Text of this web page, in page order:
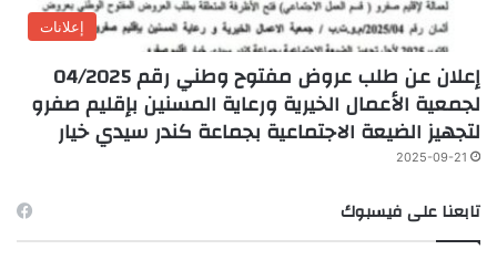
إعلانات
إعلان عن طلب عروض مفتوح وطني رقم 04/2025
لجمعية الأعمال الخيرية ورعاية المسنين بإقليم صفرو
لتجهيز الضيعة الاجتماعية بجماعة كندر سيدي خيار
2025-09-21
تابعنا على فيسبوك